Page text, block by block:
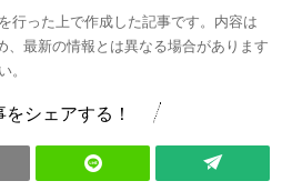
行った上で作成した記事です。内容は
、最新の情報とは異なる場合があります
。
をシェアする！